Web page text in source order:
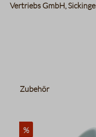
Vertriebs GmbH,
Produktgalerie
Zubehör
%